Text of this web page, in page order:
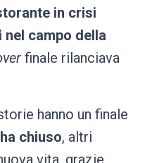
in crisi
nel campo della
finale rilanciava
hanno un finale
chiuso, altri
vita, grazie